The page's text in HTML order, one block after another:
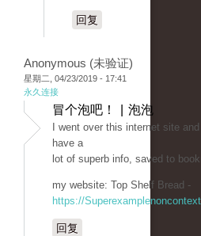
回复
Anonymous (未验证)
星期二, 04/23/2019 - 17:41
永久连接
冒个泡吧！ | 泡泡
I went over this internet site
have a
lot of superb info, saved to
my website: Top Shelf Bread -
https://
回复